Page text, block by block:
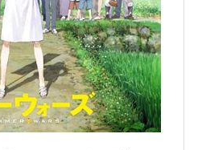
ンは、レーザー光線によって
れてしまう。圧制を敷く執行